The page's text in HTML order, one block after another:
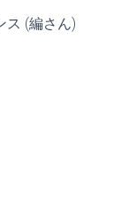
ス (編さん)